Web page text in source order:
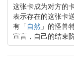
这张卡成为对方的
表示存在的这张卡
有「自然 」的怪兽
宣言，自己的结束